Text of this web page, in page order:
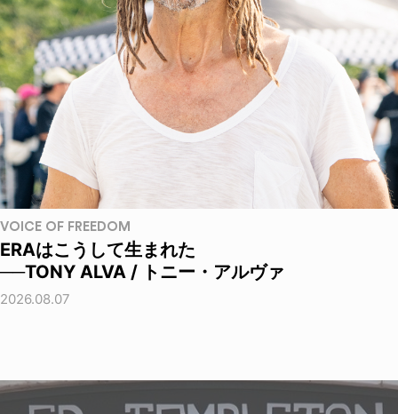
VOICE OF FREEDOM
ERAはこうして生まれた
──TONY ALVA / トニー・アルヴァ
2026.08.07